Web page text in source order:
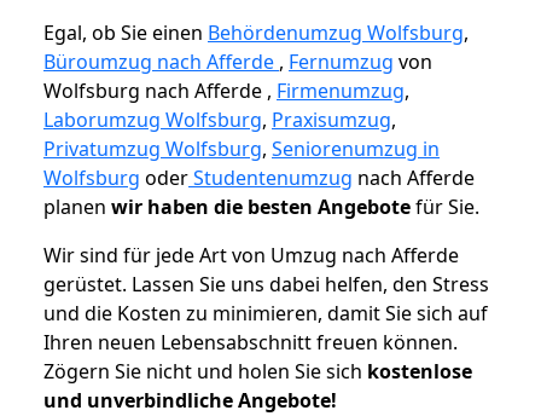
Egal, ob Sie einen Behördenumzug Wolfsburg,
Büroumzug nach Afferde , Fernumzug von
Wolfsburg nach Afferde , Firmenumzug,
Laborumzug Wolfsburg, Praxisumzug,
Privatumzug Wolfsburg, Seniorenumzug in
Wolfsburg oderStudentenumzug nach Afferde
planen wir haben die besten Angebotefür Sie.
Wir sind für jede Art von Umzug nach Afferde
gerüstet. Lassen Sie uns dabei helfen, den Stress
und die Kosten zu minimieren, damit Sie sich auf
Ihren neuen Lebensabschnitt freuen können.
Zögern Sie nicht und holen Sie sich kostenlose
und unverbindliche Angebote!